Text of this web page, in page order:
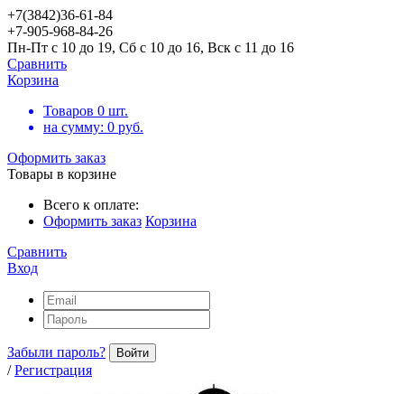
+7(3842)36-61-84
+7-905-968-84-26
Пн-Пт с 10 до 19, Сб с 10 до 16, Вск с 11 до 16
Сравнить
Корзина
Товаров 0 шт.
на сумму: 0 руб.
Оформить заказ
Товары в корзине
Всего к оплате:
Оформить заказ Корзина
Сравнить
Вход
Забыли пароль? Войти
/ Регистрация